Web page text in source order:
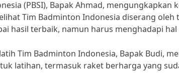
(PBSI), Bapak Ahmad, mengungkapkan
Tim Badminton Indonesia diserang oleh
hasil terbaik, namun harus menghadapi hal
Tim Badminton Indonesia, Bapak Budi,
latihan, termasuk raket berharga yang